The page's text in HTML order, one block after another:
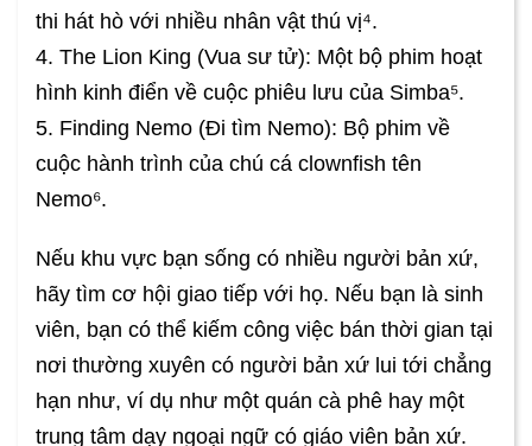
thi hát hò với nhiều nhân vật thú vị⁴.
4. The Lion King (Vua sư tử): Một bộ phim hoạt
hình kinh điển về cuộc phiêu lưu của Simba⁵.
5. Finding Nemo (Đi tìm Nemo): Bộ phim về
cuộc hành trình của chú cá clownfish tên
Nemo⁶.
Nếu khu vực bạn sống có nhiều người bản xứ,
hãy tìm cơ hội giao tiếp với họ. Nếu bạn là sinh
viên, bạn có thể kiếm công việc bán thời gian tại
nơi thường xuyên có người bản xứ lui tới chẳng
hạn như, ví dụ như một quán cà phê hay một
trung tâm dạy ngoại ngữ có giáo viên bản xứ.